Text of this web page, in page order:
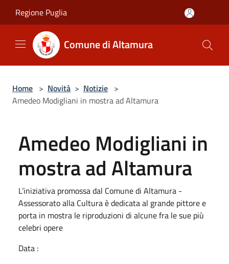
Regione Puglia
Comune di Altamura
Home > Novità > Notizie >
Amedeo Modigliani in mostra ad Altamura
Amedeo Modigliani in
mostra ad Altamura
L’iniziativa promossa dal Comune di Altamura -
Assessorato alla Cultura è dedicata al grande pittore e
porta in mostra le riproduzioni di alcune fra le sue più
celebri opere
Data :